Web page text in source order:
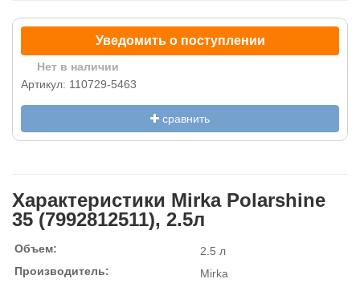
Уведомить о поступлении
Нет в наличии
Артикул: 110729-5463
сравнить
Характеристики Mirka Polarshine
35 (7992812511), 2.5л
Объем:
2.5 л
Производитель:
Mirka